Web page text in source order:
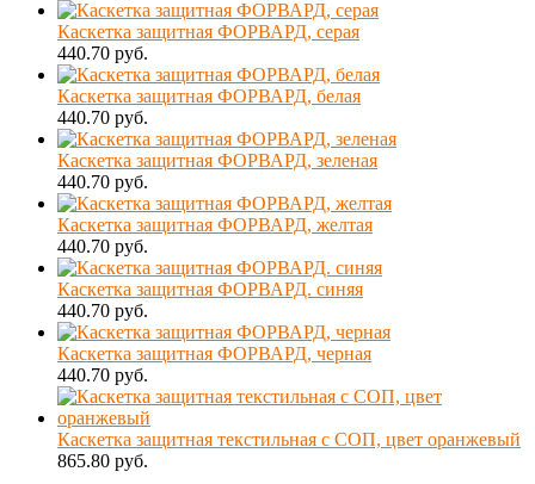
Каскетка защитная ФОРВАРД, серая
440.70 руб.
Каскетка защитная ФОРВАРД, белая
440.70 руб.
Каскетка защитная ФОРВАРД, зеленая
440.70 руб.
Каскетка защитная ФОРВАРД, желтая
440.70 руб.
Каскетка защитная ФОРВАРД. синяя
440.70 руб.
Каскетка защитная ФОРВАРД, черная
440.70 руб.
Каскетка защитная текстильная с СОП, цвет оранжевый
865.80 руб.